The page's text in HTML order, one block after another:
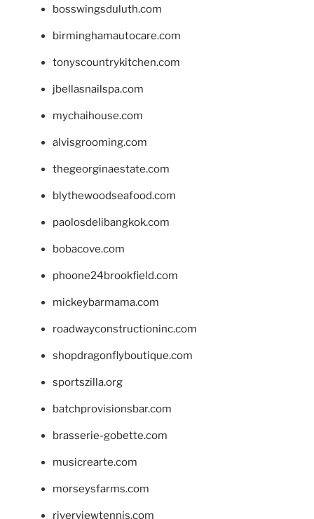
bosswingsduluth.com
birminghamautocare.com
tonyscountrykitchen.com
jbellasnailspa.com
mychaihouse.com
alvisgrooming.com
thegeorginaestate.com
blythewoodseafood.com
paolosdelibangkok.com
bobacove.com
phoone24brookfield.com
mickeybarmama.com
roadwayconstructioninc.com
shopdragonflyboutique.com
sportszilla.org
batchprovisionsbar.com
brasserie-gobette.com
musicrearte.com
morseysfarms.com
riverviewtennis.com